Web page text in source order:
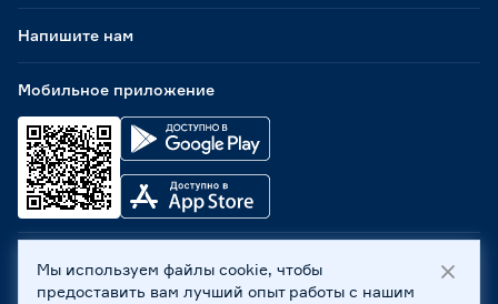
Мобильное приложение
Напишите нам
ООО «Бауцентр Рус» 2004 -2026, 236029, г. Калининград,
ул. А.Невского, 205. ИНН 7702596813, КПП 390601001 ©
Мы используем файлы cookie, чтобы
предоставить вам лучший опыт работы с нашим